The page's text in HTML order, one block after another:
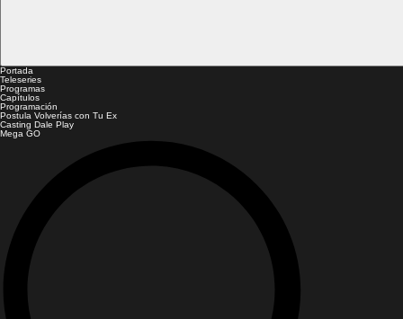
Portada
Teleseries
Programas
Capítulos
Programación
Postula Volverías con Tu Ex
Casting Dale Play
Mega GO